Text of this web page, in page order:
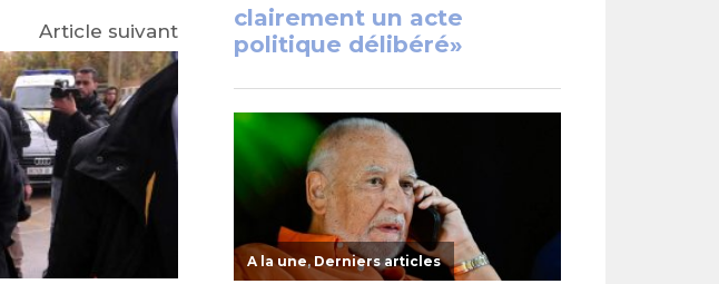
Article suivant